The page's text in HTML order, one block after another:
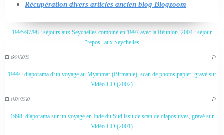
1995/97/98 : séjours aux Seychelles combiné en 1997 avec la Réunion. 2004 : séjour
"repos" aux Seychelles
15/04/2020 …
1999 : diaporama d'un voyage au Myanmar (Birmanie), scan de photos papier, gravé sur
Vidéo-CD (2002)
14/04/2020 …
1998: diaporama sur un voyage en Inde du Sud issu de scan de diapositives, gravé sur
Vidéo-CD (2001)
Récupération divers articles ancien blog Blogzoom